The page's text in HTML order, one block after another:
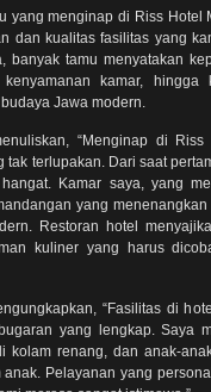
yang menginap di Riss Hotel
dan kualitas fasilitas yang
banyak tamu menyatakan
kenyamanan kamar, hingga
Jawa modern.
“Menginap di
tak terlupakan. Dari saat
Kamar saya, yang
yang
Restoran hotel
kuliner yang harus
“Fasilitas di
yang lengkap. Saya
kolam renang, dan anak-
Pelayanan yang